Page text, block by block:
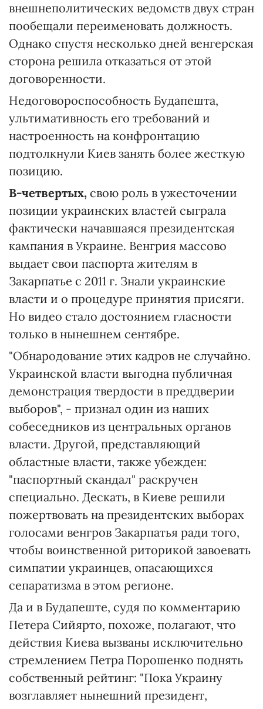
внешнеполитических ведомств двух стран
пообещали переименовать должность.
Однако спустя несколько дней венгерская
сторона решила отказаться от этой
договоренности.
Недоговороспособность Будапешта,
ультимативность его требований и
настроенность на конфронтацию
подтолкнули Киев занять более жесткую
позицию.
В-четвертых, свою роль в ужесточении
позиции украинских властей сыграла
фактически начавшаяся президентская
кампания в Украине. Венгрия массово
выдает свои паспорта жителям в
Закарпатье с 2011 г. Знали украинские
власти и о процедуре принятия присяги.
Но видео стало достоянием гласности
только в нынешнем сентябре.
"Обнародование этих кадров не случайно.
Украинской власти выгодна публичная
демонстрация твердости в преддверии
выборов", - признал один из наших
собеседников из центральных органов
власти. Другой, представляющий
областные власти, также убежден:
"паспортный скандал" раскручен
специально. Дескать, в Киеве решили
пожертвовать на президентских выборах
голосами венгров Закарпатья ради того,
чтобы воинственной риторикой завоевать
симпатии украинцев, опасающихся
сепаратизма в этом регионе.
Да и в Будапеште, судя по комментарию
Петера Сийярто, похоже, полагают, что
действия Киева вызваны исключительно
стремлением Петра Порошенко поднять
собственный рейтинг: "Пока Украину
возглавляет нынешний президент,